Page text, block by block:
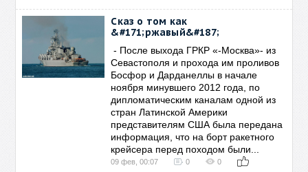
Сказ о том как
&#171;ржавый&#187;
- После выхода ГРКР «-Москва»- из
Севастополя и прохода им проливов
Босфор и Дарданеллы в начале
ноября минувшего 2012 года, по
дипломатическим каналам одной из
стран Латинской Америки
представителям США была передана
информация, что на борт ракетного
крейсера перед походом были...
09 фев, 00:07 0 0